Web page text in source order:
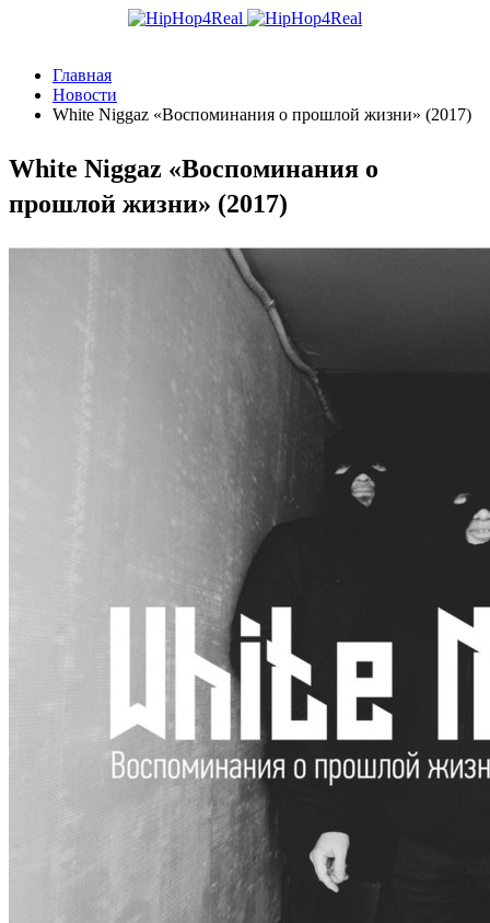
Главная
Новости
White Niggaz «Воспоминания о прошлой жизни» (2017)
White Niggaz «Воспоминания о
прошлой жизни» (2017)